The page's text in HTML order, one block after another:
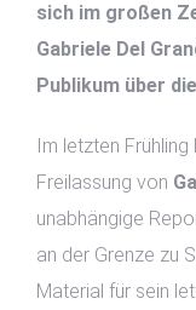
sich im großen
Gabriele Del
Publikum über
Im letzten
Freilassung von
unabhängige
an der Grenze zu
Material für sein